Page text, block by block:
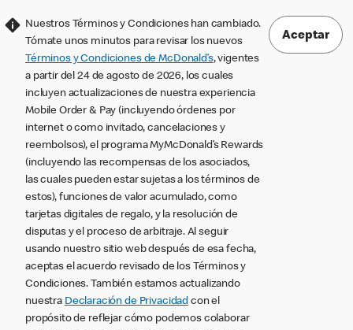
Nuestros Términos y Condiciones han cambiado.
Tómate unos minutos para revisar los nuevos
Términos y Condiciones de McDonald’s, vigentes
a partir del 24 de agosto de 2026, los cuales
incluyen actualizaciones de nuestra experiencia
Mobile Order & Pay (incluyendo órdenes por
internet o como invitado, cancelaciones y
reembolsos), el programa MyMcDonald’s Rewards
(incluyendo las recompensas de los asociados,
las cuales pueden estar sujetas a los términos de
estos), funciones de valor acumulado, como
tarjetas digitales de regalo, y la resolución de
disputas y el proceso de arbitraje. Al seguir
usando nuestro sitio web después de esa fecha,
aceptas el acuerdo revisado de los Términos y
Condiciones. También estamos actualizando
nuestra Declaración de Privacidad con el
propósito de reflejar cómo podemos colaborar
Aceptar